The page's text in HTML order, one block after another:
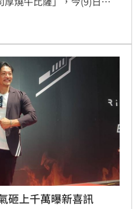
肉男神夢多也狂推「這次
魔果實咔啦海陸堡」，還
俊佑)
砸上千萬曝新喜訊